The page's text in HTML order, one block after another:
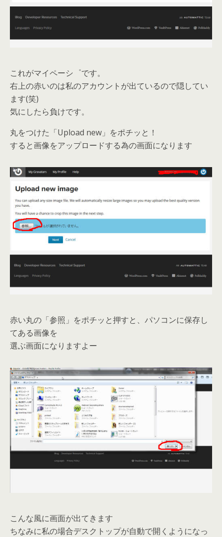
これがマイペーシ゜です。
右上の赤いのは私のアカウントが出ているので隠してい
ます(笑)
気にしたら負けです。
丸をつけた「Upload new」をポチッと！
すると画像をアップロードする為の画面になります
赤い丸の「参照」をポチッと押すと、パソコンに保存し
てある画像を
選ぶ画面になりますよー
こんな風に画面が出てきます
ちなみに私の場合デスクトップが自動で開くようになっ